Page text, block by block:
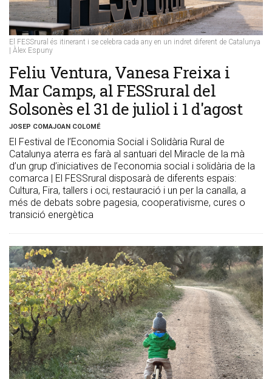
El FESSrural és itinerant i se celebra cada any en un indret diferent de Catalunya
| Àlex Espuny
Feliu Ventura, Vanesa Freixa i
Mar Camps, al FESSrural del
Solsonès el 31 de juliol i 1 d'agost
JOSEP COMAJOAN COLOMÉ
El Festival de l’Economia Social i Solidària Rural de
Catalunya aterra es farà al santuari del Miracle de la mà
d’un grup d’iniciatives de l’economia social i solidària de la
comarca | El FESSrural disposarà de diferents espais:
Cultura, Fira, tallers i oci, restauració i un per la canalla, a
més de debats sobre pagesia, cooperativisme, cures o
transició energètica